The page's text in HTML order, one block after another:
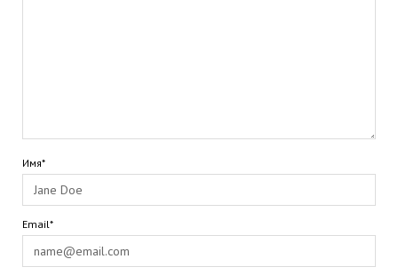
Имя*
Email*